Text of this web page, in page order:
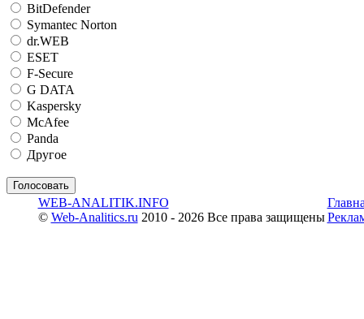
BitDefender
Symantec Norton
dr.WEB
ESET
F-Secure
G DATA
Kaspersky
McAfee
Panda
Другое
WEB-ANALITIK.INFO
© Web-Analitics.ru 2010 - 2026 Все права защищены